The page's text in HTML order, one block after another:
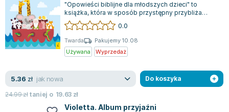
"Opowieści biblijne dla młodszych dzieci" to
książka, która w sposób przystępny przybliża
najmłodszym kluczowe aspekty chrześcijań...
0.0
Twarda
Pakujemy 10.08
Używana
Wyprzedaż
5.36 zł jak nowa
24.99złtaniej o 19.63 zł
Do koszyka
Violetta. Album przyjaźni